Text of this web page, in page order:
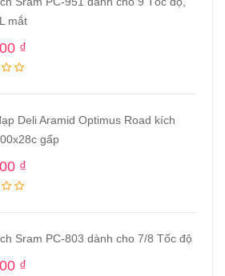
mắt
₫
Deli Aramid Optimus Road kích
gấp
₫
Sram PC-803 dành cho 7/8 Tốc độ
₫